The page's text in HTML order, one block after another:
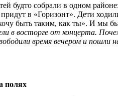
будто собрали в одном
придут в «Горизонт». Дети
быть таким, как ты». И мы
в восторге от концерта.
время вечером и
полях